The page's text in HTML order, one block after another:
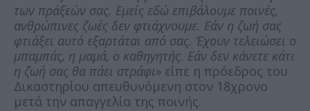
των πράξεών σας. Εμείς εδώ επιβάλουμε ποινές,
ανθρώπινες ζωές δεν φτιάχνουμε. Εάν η ζωή σας
φτιάξει αυτό εξαρτάται από σας. Έχουν τελειώσει ο
μπαμπάς, η μαμά, ο καθηγητής. Εάν δεν κάνετε κάτι
η ζωή σας θα πάει στράφι» είπε η πρόεδρος του
Δικαστηρίου απευθυνόμενη στον 18χρονο
μετά την απαγγελία της ποινής.